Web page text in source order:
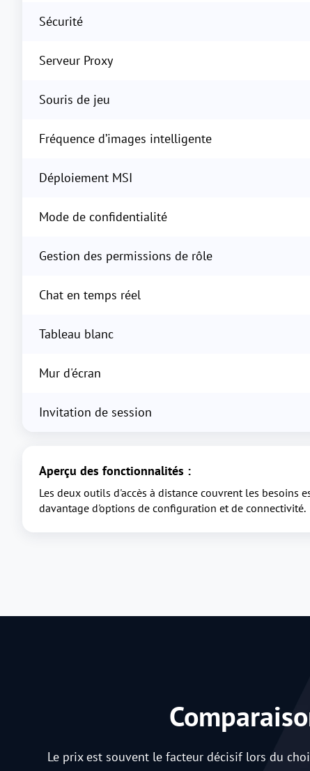
Sécurité
Serveur Proxy
Souris de jeu
Fréquence d’images intelligente
Déploiement MSI
Mode de confidentialité
Gestion des permissions de rôle
Chat en temps réel
Tableau blanc
Mur d'écran
Invitation de session
Aperçu des fonctionnalités :
Les deux outils d'accès à distance couvrent les besoins
davantage d'options de configuration et de connectivité.
Le prix est souvent le facteur décisif lors du